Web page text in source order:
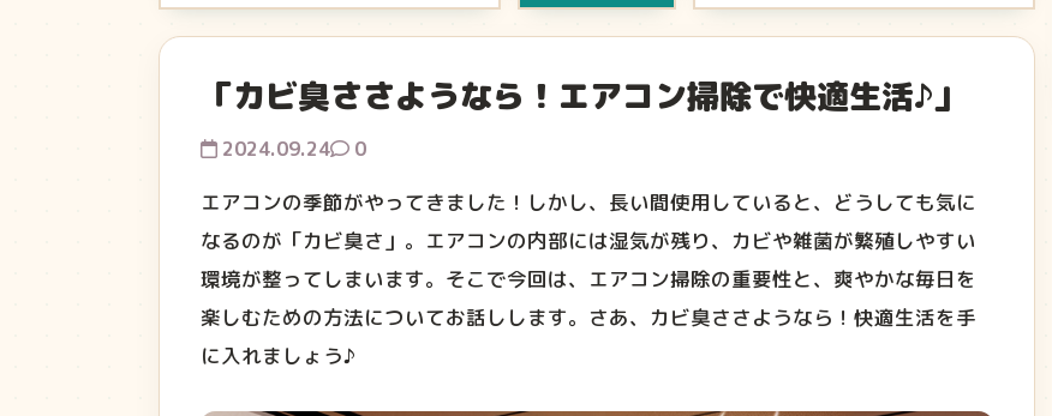
「カビ臭ささようなら！エアコン掃除で快適生活♪」
2024.09.24 0
エアコンの季節がやってきました！しかし、長い間使用していると、どうしても気に
なるのが「カビ臭さ」。エアコンの内部には湿気が残り、カビや雑菌が繁殖しやすい
環境が整ってしまいます。そこで今回は、エアコン掃除の重要性と、爽やかな毎日を
楽しむための方法についてお話しします。さあ、カビ臭ささようなら！快適生活を手
に入れましょう♪